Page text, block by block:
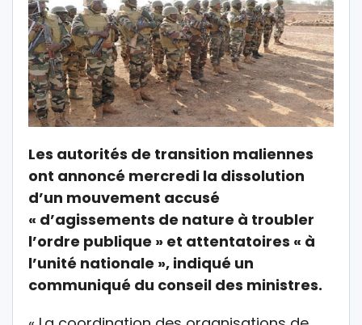
Les autorités de transition maliennes
ont annoncé mercredi la dissolution
d’un mouvement accusé
« d’agissements de nature à troubler
l’ordre publique » et attentatoires « à
l’unité nationale », indiqué un
communiqué du conseil des ministres.